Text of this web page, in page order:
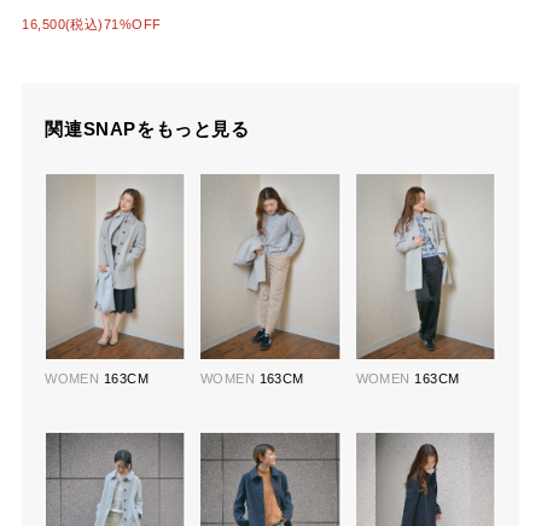
16,500(税込)71%OFF
関連SNAPをもっと見る
WOMEN 163CM WOMEN 163CM WOMEN 163CM